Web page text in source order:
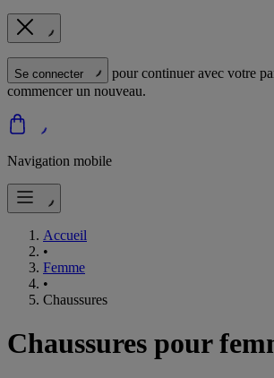
Se connecter
pour continuer avec votre
commencer un nouveau.
Navigation mobile
Accueil
•
Femme
•
Chaussures
Chaussures pour